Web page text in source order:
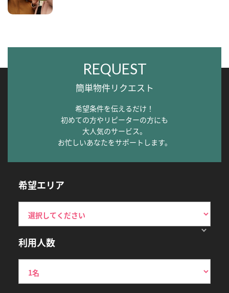
REQUEST
簡単物件リクエスト
希望条件を伝えるだけ！
初めての方やリピーターの方にも
大人気のサービス。
お忙しいあなたをサポートします。
希望エリア
利用人数